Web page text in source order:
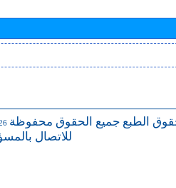
الطبع جميع الحقوق محفوظة
للاتصال